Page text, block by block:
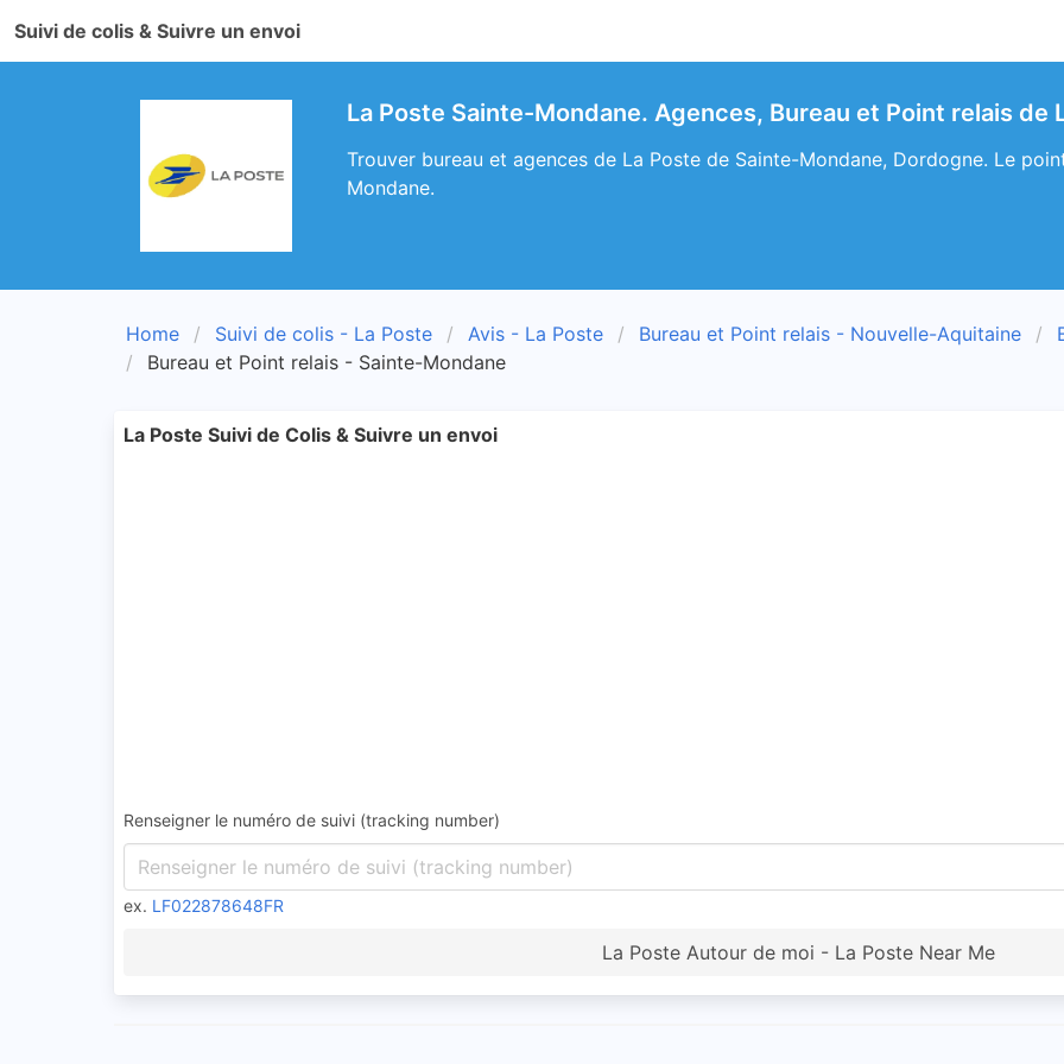
Suivi de colis & Suivre un envoi
La Poste Sainte-Mondane. Agences, Bureau et Point relais de
Trouver bureau et agences de La Poste de Sainte-Mondane, Dordogne. Le
Mondane.
Home Suivi de colis - La Poste Avis - La Poste Bureau et Point relais - Nouvelle-Aquitaine
Bureau et Point relais - Sainte-Mondane
La Poste Suivi de Colis & Suivre un envoi
Renseigner le numéro de suivi (tracking number)
ex. LF022878648FR
La Poste Autour de moi - La Poste Near Me